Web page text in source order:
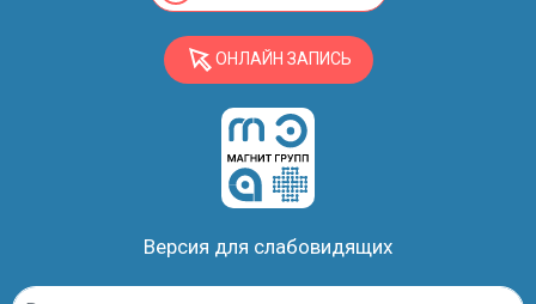
ОНЛАЙН ЗАПИСЬ
Версия для слабовидящих